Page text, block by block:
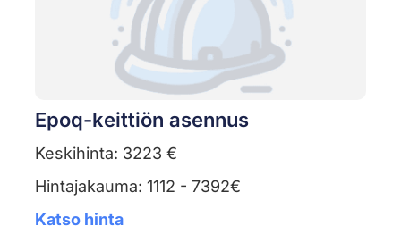
Epoq-keittiön asennus
Keskihinta: 3223 €
Hintajakauma: 1112 - 7392€
Katso hinta